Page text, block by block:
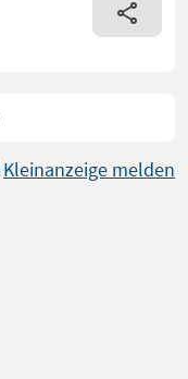
Kleinanzeige melden